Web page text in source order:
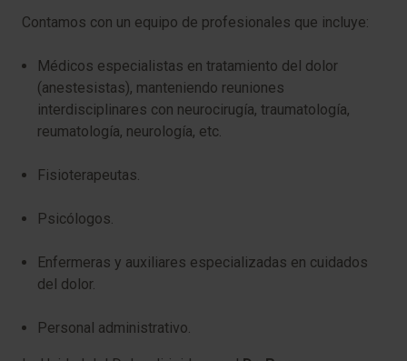
Contamos con un equipo de profesionales que incluye:
⁠Médicos especialistas en tratamiento del dolor
(anestesistas), manteniendo reuniones
interdisciplinares con neurocirugía, traumatología,
reumatología, neurología, etc.
⁠Fisioterapeutas.
⁠Psicólogos.
⁠Enfermeras y auxiliares especializadas en cuidados
del dolor.
Personal administrativo.